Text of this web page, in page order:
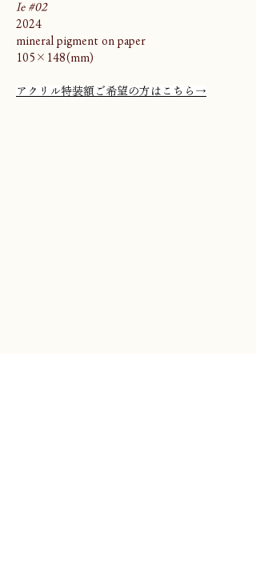
Ie #02
2024
mineral pigment on paper
105×148(mm)
アクリル特装額ご希望の方はこちら→